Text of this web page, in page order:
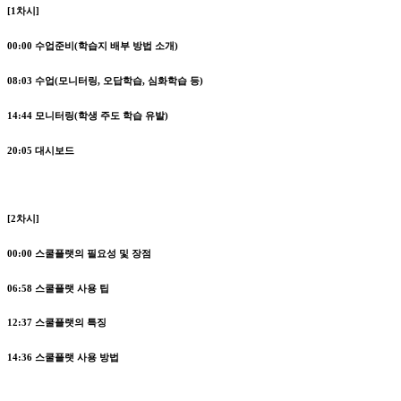
[1차시]
00:00 수업준비(학습지 배부 방법 소개)
08:03 수업(모니터링, 오답학습, 심화학습 등)
14:44 모니터링(학생 주도 학습 유발)
20:05 대시보드
[2차시]
00:00 스쿨플랫의 필요성 및 장점
06:58 스쿨플랫 사용 팁
12:37 스쿨플랫의 특징
14:36 스쿨플랫 사용 방법